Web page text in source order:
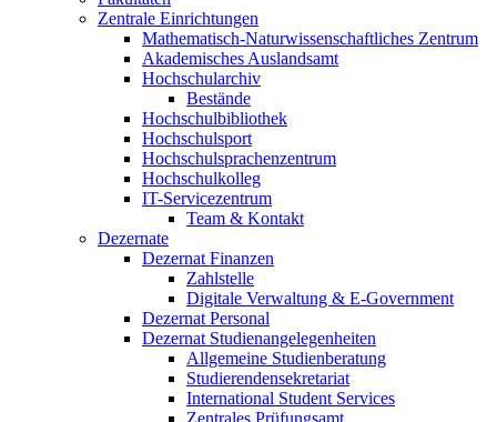
Zentrale Einrichtungen
Mathematisch-Naturwissenschaftliches Zentrum
Akademisches Auslandsamt
Hochschularchiv
Bestände
Hochschulbibliothek
Hochschulsport
Hochschulsprachenzentrum
Hochschulkolleg
IT-Servicezentrum
Team & Kontakt
Dezernate
Dezernat Finanzen
Zahlstelle
Digitale Verwaltung & E-Government
Dezernat Personal
Dezernat Studienangelegenheiten
Allgemeine Studienberatung
Studierendensekretariat
International Student Services